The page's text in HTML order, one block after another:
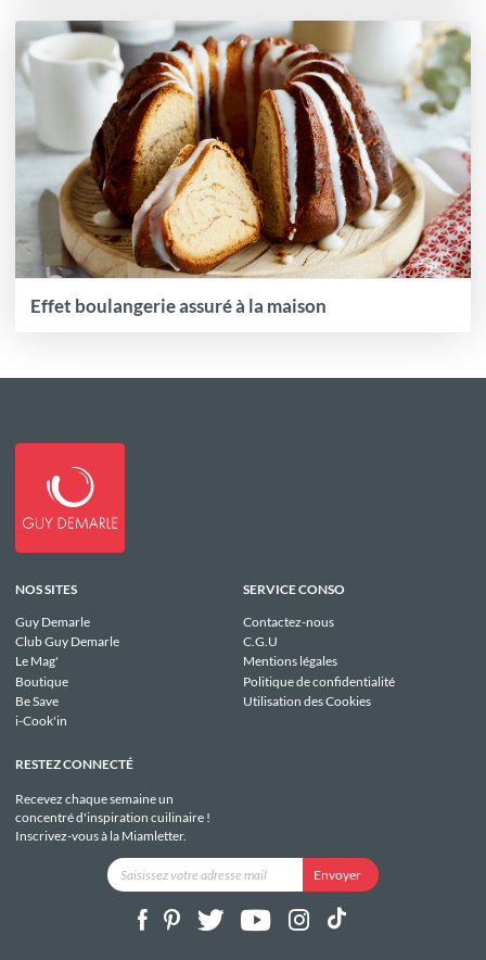
Effet boulangerie assuré à la maison
NOS SITES
Guy Demarle
Club Guy Demarle
Le Mag'
Boutique
Be Save
i-Cook'in
SERVICE CONSO
Contactez-nous
C.G.U
Mentions légales
Politique de confidentialité
Utilisation des Cookies
RESTEZ CONNECTÉ
Recevez chaque semaine un
concentré d'inspiration cuilinaire !
Inscrivez-vous à la Miamletter.